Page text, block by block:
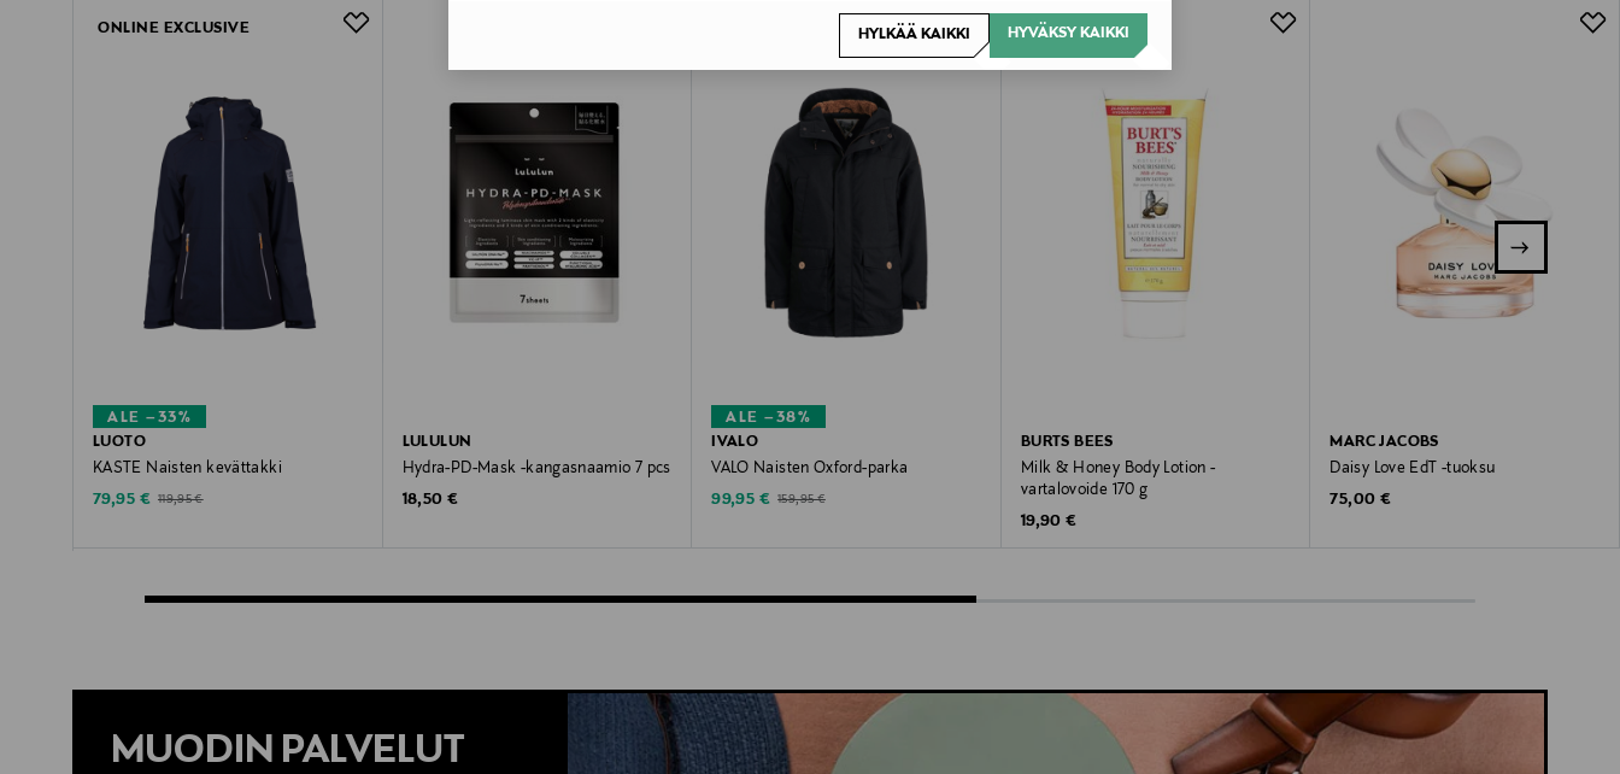
HYLKÄÄ KAIKKI HYVÄKSY KAIKKI
ALE –33%
ONLINE EXCLUSIVE
LUOTO
KASTE Naisten kevättakki
Discounted Price
79,95 € Original Price
119,95 €
LULULUN
Hydra-PD-Mask -kangasnaamio 7 pcs
Original Price
18,50 €
ALE –38%
ONLINE EXCLUSIVE
IVALO
VALO Naisten Oxford-parka
Discounted Price
99,95 € Original Price
159,95 €
BURTS BEES
Milk & Honey Body Lotion -
vartalovoide 170 g
Original Price
19,90 €
MARC JACOBS
Daisy Love EdT -tuoksu
Original Price
75,00 €
MUODIN PALVELUT